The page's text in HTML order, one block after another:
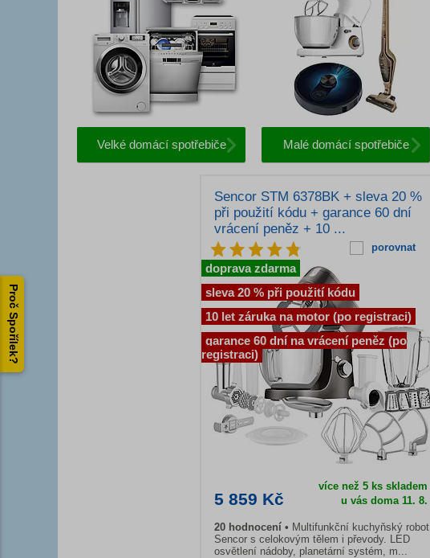
Proč Spořílek?
Velké domácí spotřebiče Malé domácí spotřebiče
Sencor STM 6378BK + sleva 20 %
při použití kódu + garance 60 dní
vrácení peněz + 10 ...
porovnat
5 859 Kč
více než 5 ks skladem
u vás doma 11. 8.
20 hodnocení
Multifunkční kuchyňský robot
Sencor s celokovým tělem i převody. LED
osvětlení nádoby, planetární systém, m...
doprava zdarma
sleva 20 % při použití kódu
10 let záruka na motor (po registraci)
garance 60 dní na vrácení peněz (po
registraci)